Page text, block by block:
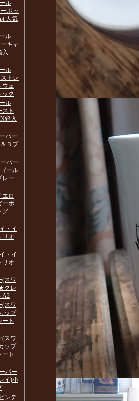
ル
ポッ
人気
ル
キャ
入
ル
トレ
ウェ
ック
ル
ト
箱入
パー
Ｂプ
パー
ール
レー
エロ
ーボ
グ
・イ
リオ
・イ
リオ
(スワ
クレ
A2
(スワ
ップ
ート
(スワ
ップ
ート
パー
イ)小
ンテ